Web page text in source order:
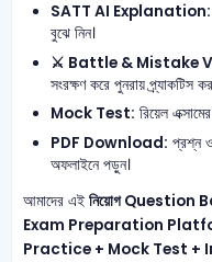
SATT AI Explanation:
বুঝে নিন।
⚔️ Battle & Mistake
সংরক্ষণ করে পুনরায় প্র্যাকটিস
Mock Test: রিয়েল
PDF Download: প্রশ্ন
অফলাইনে পড়ুন।
আমাদের এই নিয়োগ Question
Exam Preparation
Practice + Mock Test +